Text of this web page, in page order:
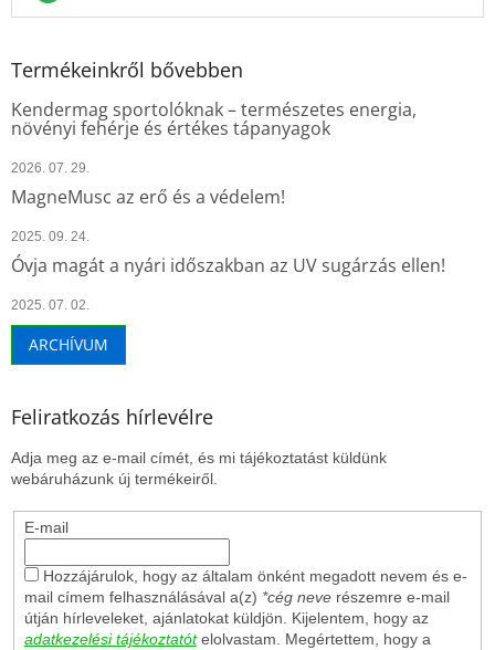
Termékeinkről bővebben
Kendermag sportolóknak – természetes energia,
növényi fehérje és értékes tápanyagok
2026. 07. 29.
MagneMusc az erő és a védelem!
2025. 09. 24.
Óvja magát a nyári időszakban az UV sugárzás ellen!
2025. 07. 02.
ARCHÍVUM
Feliratkozás hírlevélre
Adja meg az e-mail címét, és mi tájékoztatást küldünk
webáruházunk új termékeiről.
E-mail
Hozzájárulok, hogy az általam önként megadott nevem és e-
mail címem felhasználásával a(z) *cég neverészemre e-mail
útján hírleveleket, ajánlatokat küldjön. Kijelentem, hogy az
adatkezelési tájékoztatót elolvastam. Megértettem, hogy a